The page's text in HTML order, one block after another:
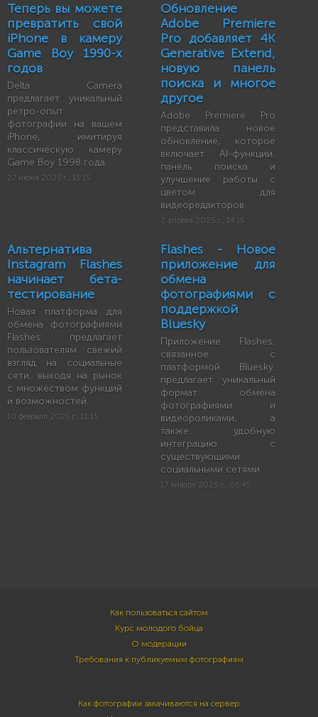
Теперь вы можете
превратить свой
iPhone в камеру
Game Boy 1990-х
годов
Delta Camera
предлагает уникальный
ретро-опыт
фотографии на вашем
iPhone, имитируя
классическую камеру
Game Boy 1998 года.
27 июня 2025 г., 15:15
Обновление
Adobe Premiere
Pro добавляет 4K
Generative Extend,
новую панель
поиска и многое
другое
Adobe Premiere Pro
представила новое
обновление, которое
включает AI-функции,
панель поиска и
улучшение работы с
цветом для
видеоредакторов.
2 апреля 2025 г., 14:15
Альтернатива
Instagram Flashes
начинает бета-
тестирование
Новая платформа для
обмена фотографиями
Flashes предлагает
пользователям свежий
взгляд на социальные
сети, выходя на рынок
с множеством функций
и возможностей.
10 февраля 2025 г., 11:15
Flashes - Новое
приложение для
обмена
фотографиями с
поддержкой
Bluesky
Приложение Flashes,
связанное с
платформой Bluesky,
предлагает уникальный
формат обмена
фотографиями и
видеороликами, а
также удобную
интеграцию с
существующими
социальными сетями.
17 января 2025 г., 05:45
Как пользоваться сайтом
Курс молодого бойца
О модерации
Требования к публикуемым фотографиям
Как фотографии закачиваются на сервер